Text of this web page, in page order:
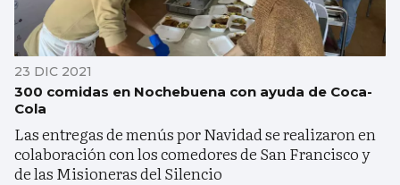
23 DIC 2021
300 comidas en Nochebuena con ayuda de Coca-
Cola
Las entregas de menús por Navidad se realizaron en
colaboración con los comedores de San Francisco y
de las Misioneras del Silencio